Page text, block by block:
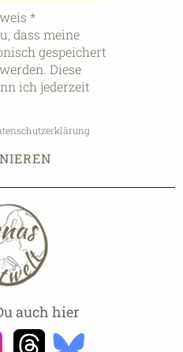
*
dass meine
gespeichert
Diese
ich jederzeit
auch hier